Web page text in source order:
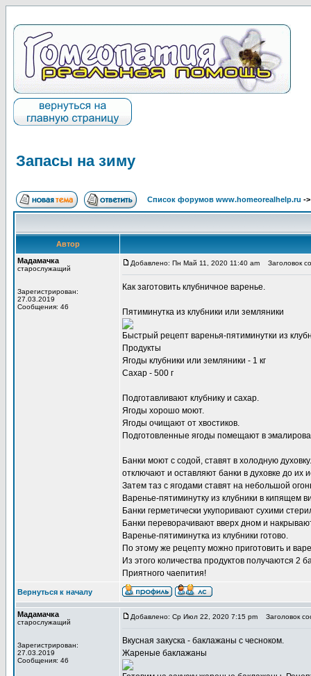
Запасы на зиму
Список форумов www.homeorealhelp.ru -
Автор
Мадамачка
старослужащий
Зарегистрирован:
27.03.2019
Сообщения: 46
Добавлено: Пн Май 11, 2020 11:40 am Заголовок
Как заготовить клубничное варенье.
Пятиминутка из клубники или земляники
Быстрый рецепт варенья-пятиминутки из
Продукты
Ягоды клубники или земляники - 1 кг
Сахар - 500 г
Подготавливают клубнику и сахар.
Ягоды хорошо моют.
Ягоды очищают от хвостиков.
Подготовленные ягоды помещают в
Банки моют с содой, ставят в холодную
отключают и оставляют банки в духовке до их
Затем таз с ягодами ставят на небольшой
Варенье-пятиминутку из клубники в кипящем
Банки герметически укупоривают сухими
Банки переворачивают вверх дном и
Варенье-пятиминутка из клубники готово.
По этому же рецепту можно приготовить и
Из этого количества продуктов получаются 2
Приятного чаепития!
Вернуться к началу
Мадамачка
старослужащий
Зарегистрирован:
27.03.2019
Сообщения: 46
Добавлено: Ср Июл 22, 2020 7:15 pm Заголовок
Вкусная закуска - баклажаны с чесноком.
Жареные баклажаны